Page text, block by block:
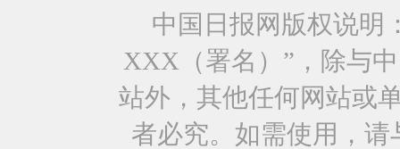
中国日报网版权说明
XXX（署名）”，除与
站外，其他任何网站或
者必究。如需使用，请